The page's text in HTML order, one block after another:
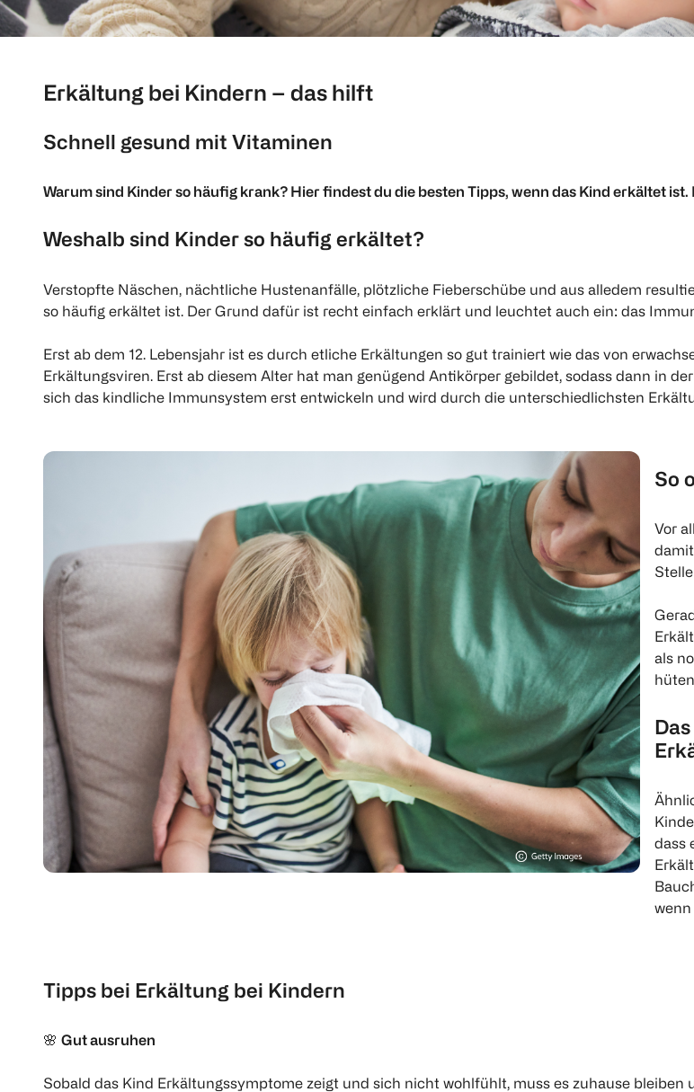
Erkältung bei Kindern – das hilft
Schnell gesund mit Vitaminen
Warum sind Kinder so häufig krank? Hier findest du die besten Tipps, wenn das Kind erkältet
Weshalb sind Kinder so häufig erkältet?
Verstopfte Näschen, nächtliche Hustenanfälle, plötzliche Fieberschübe und aus alledem
so häufig erkältet ist. Der Grund dafür ist recht einfach erklärt und leuchtet auch ein: das
Erst ab dem 12. Lebensjahr ist es durch etliche Erkältungen so gut trainiert wie das von
Erkältungsviren. Erst ab diesem Alter hat man genügend Antikörper gebildet, sodass dann in
sich das kindliche Immunsystem erst entwickeln und wird durch die unterschiedlichsten
So
Vor
als
dass
Tipps bei Erkältung bei Kindern
🌸 Gut ausruhen
Sobald das Kind Erkältungssymptome zeigt und sich nicht wohlfühlt, muss es zuhause